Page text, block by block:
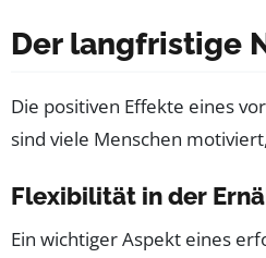
Der langfristige
Die positiven Effekte eines
sind viele Menschen
Flexibilität in der
Ein wichtiger Aspekt eines